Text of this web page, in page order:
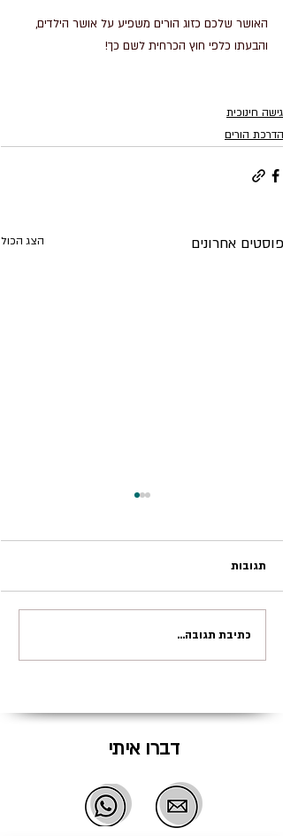
האושר שלכם כזוג הורים משפיע על אושר הילדים,
והבעתו כלפי חוץ הכרחית לשם כך!
גישה חינוכית
הדרכת הורים
פוסטים אחרונים הצג הכול
הורים יותר מדי זהירים מונעים
מילדיהם התנסויות חשובות
תגובות
כתיבת תגובה...
דברו איתי